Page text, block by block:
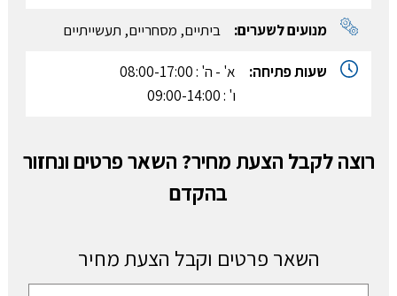
מנועים לשערים: ביתיים, מסחריים, תעשייתיים
שעות פתיחה:
א' - ה' : 08:00-17:00
ו' : 09:00-14:00
רוצה לקבל הצעת מחיר? השאר פרטים ונחזור
בהקדם
השאר פרטים וקבל הצעת מחיר